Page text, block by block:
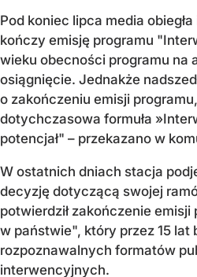
Pod koniec lipca media
kończy emisję programu
wieku obecności programu na
osiągnięcie. Jednakże
o zakończeniu emisji
dotychczasowa formuła
potencjał" – przekazano w
W ostatnich dniach stacja
decyzję dotyczącą swojej
potwierdził zakończenie
w państwie", który przez 15 lat
rozpoznawalnych formatów
interwencyjnych.